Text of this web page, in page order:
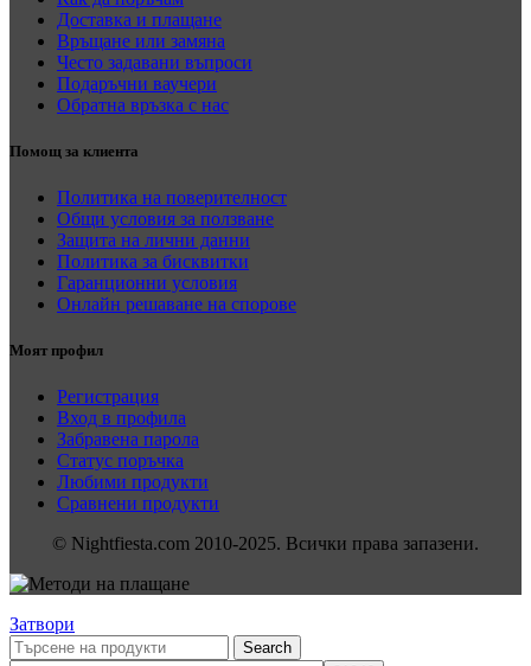
Доставка и плащане
Връщане или замяна
Често задавани въпроси
Подаръчни ваучери
Обратна връзка с нас
Помощ за клиента
Политика на поверителност
Общи условия за ползване
Защита на лични данни
Политика за бисквитки
Гаранционни условия
Онлайн решаване на спорове
Моят профил
Регистрация
Вход в профила
Забравена парола
Статус поръчка
Любими продукти
Сравнени продукти
© Nightfiesta.com 2010-2025. Всички права запазени.
Затвори
Search